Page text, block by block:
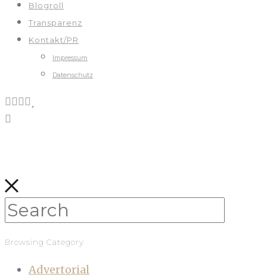
Blogroll
Transparenz
Kontakt/PR
Impressum
Datenschutz
Browsing Category
Advertorial